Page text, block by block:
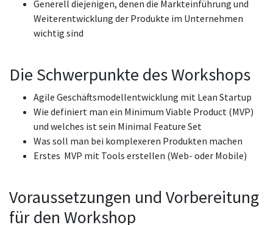
Generell diejenigen, denen die Markteinführung und
Weiterentwicklung der Produkte im Unternehmen
wichtig sind
Die Schwerpunkte des Workshops
Agile Geschäftsmodellentwicklung mit Lean Startup
Wie definiert man ein Minimum Viable Product (MVP)
und welches ist sein Minimal Feature Set
Was soll man bei komplexeren Produkten machen
Erstes MVP mit Tools erstellen (Web- oder Mobile)
Voraussetzungen und Vorbereitung
für den Workshop